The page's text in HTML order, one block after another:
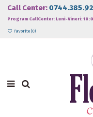
Call Center:
Program CallCenter: Luni-Vineri:
Favorite (0)